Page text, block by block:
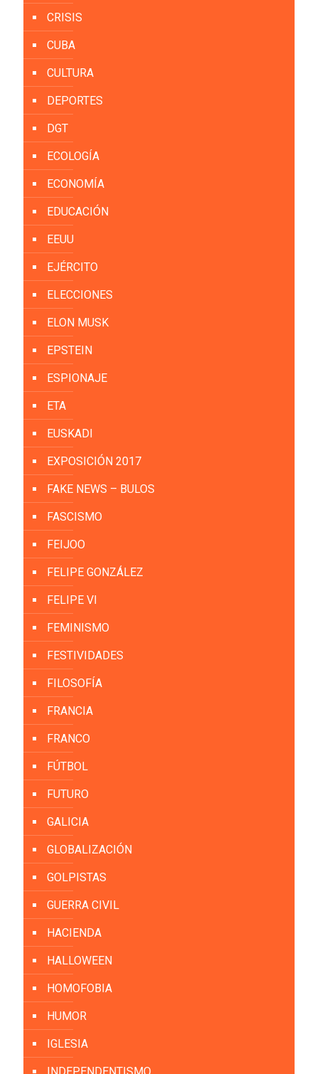
CRISIS
CUBA
CULTURA
DEPORTES
DGT
ECOLOGÍA
ECONOMÍA
EDUCACIÓN
EEUU
EJÉRCITO
ELECCIONES
ELON MUSK
EPSTEIN
ESPIONAJE
ETA
EUSKADI
EXPOSICIÓN 2017
FAKE NEWS – BULOS
FASCISMO
FEIJOO
FELIPE GONZÁLEZ
FELIPE VI
FEMINISMO
FESTIVIDADES
FILOSOFÍA
FRANCIA
FRANCO
FÚTBOL
FUTURO
GALICIA
GLOBALIZACIÓN
GOLPISTAS
GUERRA CIVIL
HACIENDA
HALLOWEEN
HOMOFOBIA
HUMOR
IGLESIA